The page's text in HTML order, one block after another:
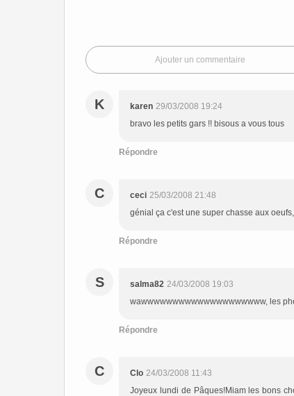
Ajouter un commentaire
K karen 29/03/2008 19:24
bravo les petits gars !! bisous a vous tous
Répondre
C ceci 25/03/2008 21:48
génial ça c'est une super chasse aux
Répondre
S salma82 24/03/2008 19:03
wawwwwwwwwwwwwwwwwwwww, les
Répondre
C Clo 24/03/2008 11:43
Joyeux lundi de Pâques!Miam les bons